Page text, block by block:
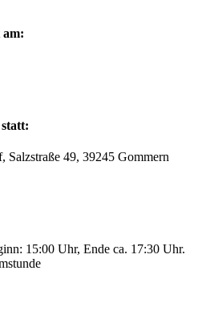
am:
Salzstraße 49, 39245 Gommern
15:00 Uhr, Ende ca. 17:30 Uhr.